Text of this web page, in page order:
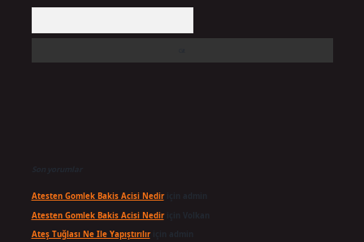
Son yorumlar
Atesten Gomlek Bakis Acisi Nediriçin
Atesten Gomlek Bakis Acisi Nediriçin
Ateş Tuğlası Ne Ile Yapıştırılıriçin